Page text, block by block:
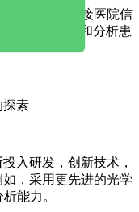
结果，并连接医院信
生随时查看和分析患
探素
入研发，创新技术，
，采用更先进的光学
能力。